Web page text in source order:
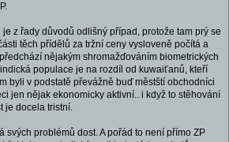
z řady důvodů odlišný případ, protože tam prý se
těch přídělů za tržní ceny vysloveně počítá a
nějakým shromažďováním biometrických
populace je na rozdíl od kuwaiťanů, kteří
byli v podstatě převážně buď městští obchodníci
jen nějak ekonomicky aktivní.. i když to stěhování
je docela tristní.
svých problémů dost. A pořád to není přímo ZP